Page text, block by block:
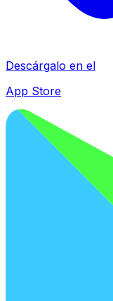
Descárgalo en el
App Store